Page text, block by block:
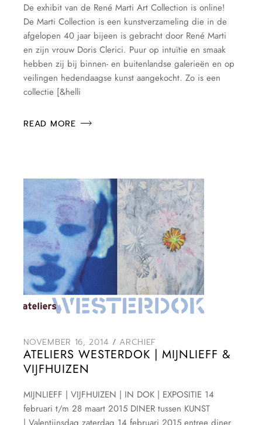
De exhibit van de René Marti Art Collection is online!
De Marti Collection is een kunstverzameling die in de
afgelopen 40 jaar bijeen is gebracht door René Marti
en zijn vrouw Doris Clerici. Puur op intuïtie en smaak
hebben zij bij binnen- en buitenlandse galerieën en op
veilingen hedendaagse kunst aangekocht. Zo is een
collectie [&helli
READ MORE
NOVEMBER 16, 2014 ARCHIEF
ATELIERS WESTERDOK | MIJNLIEFF &
VIJFHUIZEN
MIJNLIEFF | VIJFHUIZEN | IN DOK | EXPOSITIE 14
februari t/m 28 maart 2015 DINER tussen KUNST